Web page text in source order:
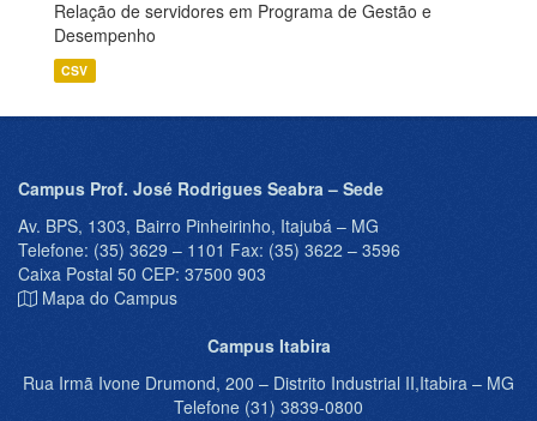
Relação de servidores em Programa de Gestão e
Desempenho
CSV
Campus Prof. José Rodrigues Seabra – Sede
Av. BPS, 1303, Bairro Pinheirinho, Itajubá – MG
Telefone: (35) 3629 – 1101 Fax: (35) 3622 – 3596
Caixa Postal 50 CEP: 37500 903
Mapa do Campus
Campus Itabira
Rua Irmã Ivone Drumond, 200 – Distrito Industrial II,Itabira – MG
Telefone (31) 3839-0800